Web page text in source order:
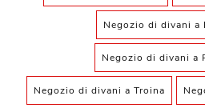
Negozio di divani a
Negozio di divani a
Negozio di divani a Troina